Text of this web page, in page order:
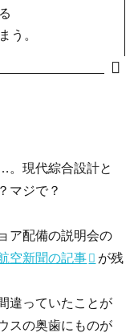
う。
現代綜合設計と
マジで？
ア配備の説明会の
空新聞の記事
が残
違っていたことが
スの奥歯にものが